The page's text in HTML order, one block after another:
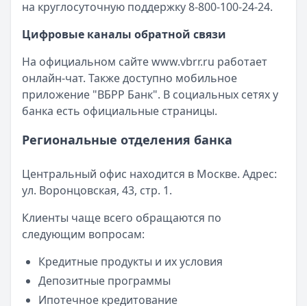
Все кредиты
Кредитные карты — лучшие предложения
Лимит: до1 000 000 ₽
Льготный период:180 дней
Обслуживание:Бесплатно
Рейтинг:4.7
Лимит: до2 000 000 ₽
Обслуживание:Бесплатно
Рейтинг:4.6
РОССИЯ
750 000 ₽
Льготный период:
180 дней
Обслуживание:Бесплатно
Рейтинг:4.8
— Lamoda
на круглосуточную поддержку 8-800-100-24-24.
Цифровые каналы обратной связи
На официальном сайтеwww.vbrr.ru работает
онлайн-чат. Также доступно мобильное
приложение "ВБРР Банк". В социальных сетях у
банка есть официальные страницы.
Региональные отделения банка
Центральный офис находится в Москве. Адрес:
ул. Воронцовская, 43, стр. 1.
Клиенты чаще всего обращаются по
следующим вопросам:
Кредитные продукты и их условия
Депозитные программы
Ипотечное кредитование